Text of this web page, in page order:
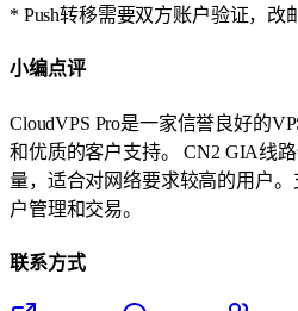
* Push转移需要双方账户验证，改
小编点评
CloudVPS Pro是一家信誉良好的
和优质的客户支持。 CN2 GIA线
量，适合对网络要求较高的用户
户管理和交易。
联系方式